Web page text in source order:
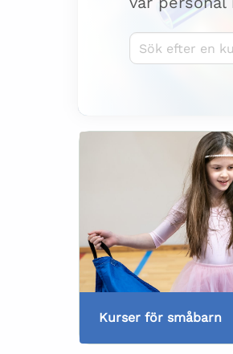
Sök kurser
Kurser för småbarn